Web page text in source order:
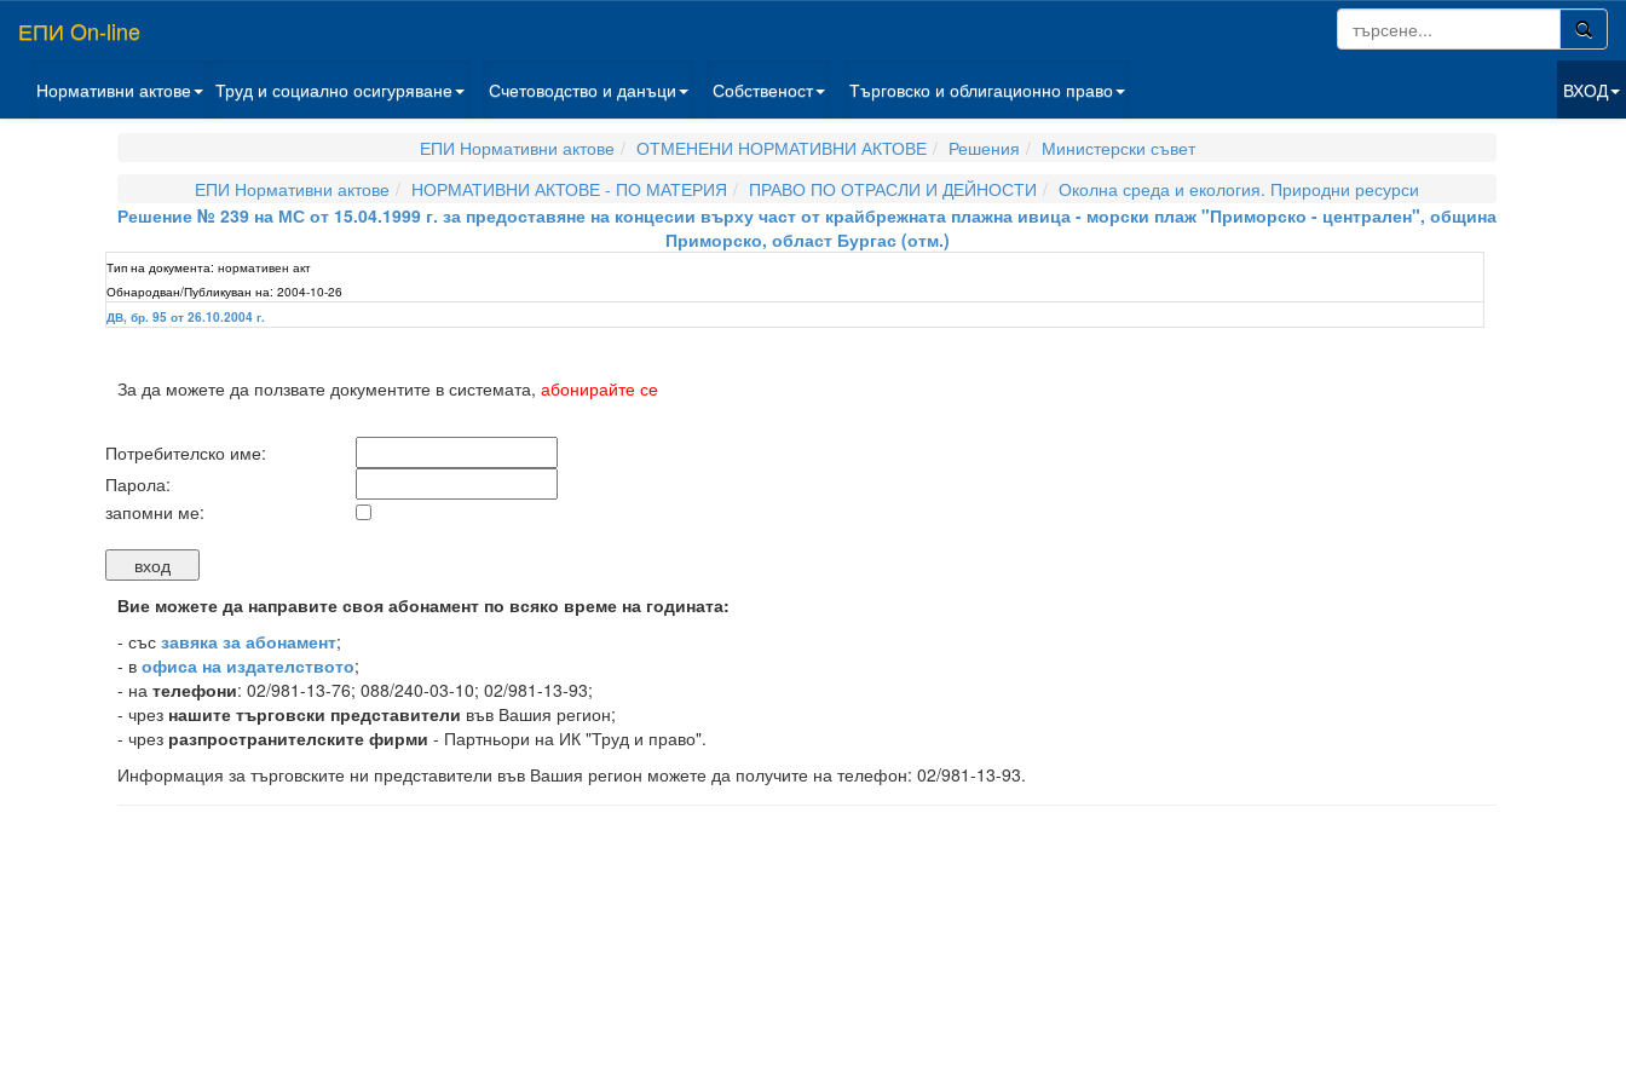
ЕПИ On-line
Нормативни актове Труд и социално осигуряване Счетоводство и данъци Собственост Търговско и облигационно право ВХОД
ЕПИ Нормативни актове ОТМЕНЕНИ НОРМАТИВНИ АКТОВЕ Решения
Министерски съвет
ЕПИ Нормативни актове
НОРМАТИВНИ АКТОВЕ - ПО МАТЕРИЯ ПРАВО ПО ОТРАСЛИ И ДЕЙНОСТИ
Околна среда и екология. Природни ресурси
Решение № 239 на МС от 15.04.1999 г. за предоставяне на концесии върху част от крайбрежната плажна ивица - морски плаж "Приморско - централен", община
Приморско, област Бургас (отм.)
Тип на документа: нормативен акт
Обнародван/Публикуван на: 2004-10-26
ДВ, бр. 95 от 26.10.2004 г.
За да можете да ползвате документите в системата, абонирайте се
Потребителско име:
Парола:
запомни ме:
Вие можете да направите своя абонамент по всяко време на годината:
- със завяка за абонамент;
- в офиса на издателството;
- на телефони: 02/981-13-76; 088/240-03-10; 02/981-13-93;
- чрез нашите търговски представители във Вашия регион;
- чрез разпространителските фирми - Партньори на ИК "Труд и право".
Информация за търговските ни представители във Вашия регион можете да получите на телефон: 02/981-13-93.